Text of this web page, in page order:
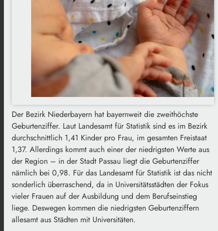
Der Bezirk Niederbayern hat bayernweit die zweithöchste
Geburtenziffer. Laut Landesamt für Statistik sind es im Bezirk
durchschnittlich 1,41 Kinder pro Frau, im gesamten Freistaat
1,37. Allerdings kommt auch einer der niedrigsten Werte aus
der Region – in der Stadt Passau liegt die Geburtenziffer
nämlich bei 0,98. Für das Landesamt für Statistik ist das nicht
sonderlich überraschend, da in Universitätsstädten der Fokus
vieler Frauen auf der Ausbildung und dem Berufseinstieg
liege. Deswegen kommen die niedrigsten Geburtenziffern
allesamt aus Städten mit Universitäten.